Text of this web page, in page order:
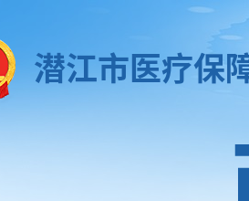
潜江市医疗保